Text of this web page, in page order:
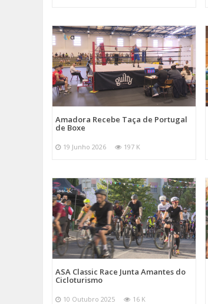
Amadora Recebe Taça de Portugal
de Boxe
19 Junho 2026 197 K
ASA Classic Race Junta Amantes do
Cicloturismo
10 Outubro 2025 16 K